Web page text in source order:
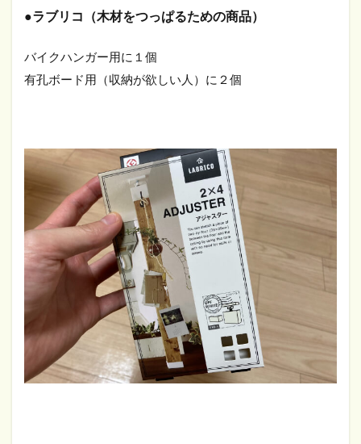
●ラブリコ（木材をつっぱるための商品）
バイクハンガー用に１個
有孔ボード用（収納が欲しい人）に２個